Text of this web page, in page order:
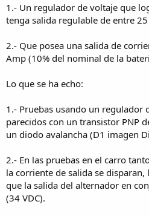
1.- Un regulador de voltaje que
tenga salida regulable de entre 25
2.- Que posea una salida de
Amp (10% del nominal de la
Lo que se ha echo:
1.- Pruebas usando un regulador
parecidos con un transistor PNP
un diodo avalancha (D1 imagen
2.- En las pruebas en el carro
la corriente de salida se
que la salida del alternador en
(34 VDC).